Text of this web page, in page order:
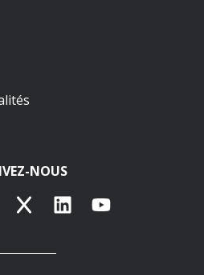
NOUS
X LinkedInYouTube